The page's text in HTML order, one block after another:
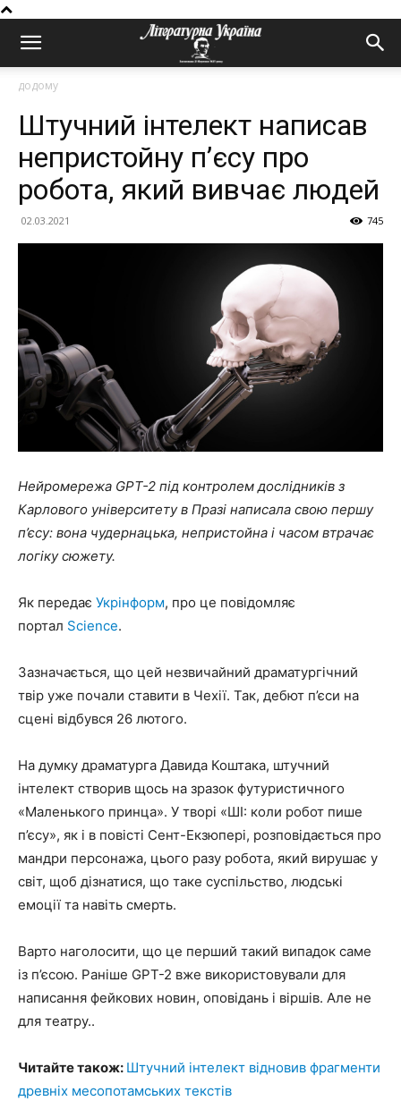
додому
Штучний інтелект написав
непристойну п’єсу про
робота, який вивчає людей
02.03.2021 745
Нейромережа GPT-2 під контролем дослідників з
Карлового університету в Празі написала свою першу
п’єсу: вона чудернацька, непристойна і часом втрачає
логіку сюжету.
Як передає Укрінформ, про це повідомляє
портал Science.
Зазначається, що цей незвичайний драматургічний
твір уже почали ставити в Чехії. Так, дебют п’єси на
сцені відбувся 26 лютого.
На думку драматурга Давида Коштака, штучний
інтелект створив щось на зразок футуристичного
«Маленького принца». У творі «ШІ: коли робот пише
п’єсу», як і в повісті Сент-Екзюпері, розповідається про
мандри персонажа, цього разу робота, який вирушає у
світ, щоб дізнатися, що таке суспільство, людські
емоції та навіть смерть.
Варто наголосити, що це перший такий випадок саме
із п’єсою. Раніше GPT-2 вже використовували для
написання фейкових новин, оповідань і віршів. Але не
для театру..
Читайте також: Штучний інтелект відновив фрагменти
древніх месопотамських текстів